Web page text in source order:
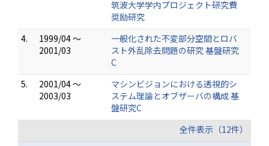
筑波大学学内プロジェクト研究費
奨励研究
4.
1999/04 ～
2001/03
一般化された不変部分空間とロバ
スト外乱除去問題の研究 基盤研究
C
5.
2001/04 ～
2003/03
マシンビジョンにおける透視的シ
ステム理論とオブザーバの構成 基
盤研究C
全件表示（12件）